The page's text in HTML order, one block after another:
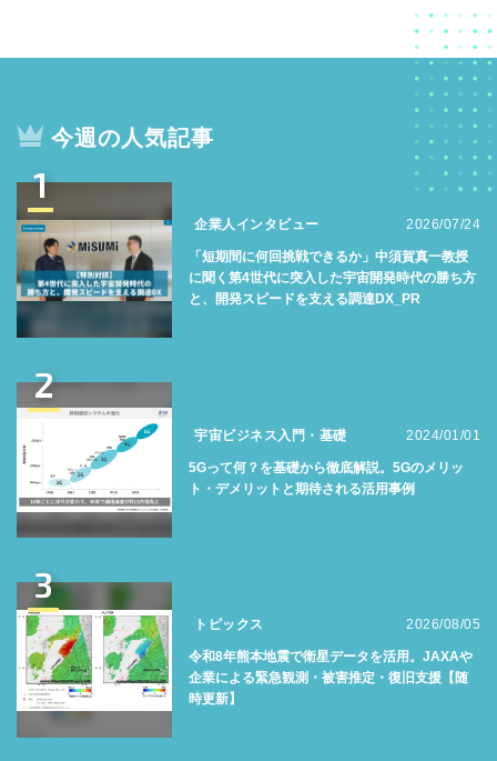
今週の人気記事
1
企業人インタビュー 2026/07/24
「短期間に何回挑戦できるか」中須賀真一教授
に聞く第4世代に突入した宇宙開発時代の勝ち方
と、開発スピードを支える調達DX_PR
2
宇宙ビジネス入門・基礎 2024/01/01
5Gって何？を基礎から徹底解説。5Gのメリッ
ト・デメリットと期待される活用事例
3
トピックス 2026/08/05
令和8年熊本地震で衛星データを活用。JAXAや
企業による緊急観測・被害推定・復旧支援【随
時更新】